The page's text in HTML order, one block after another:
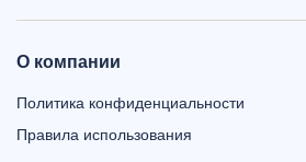
О компании
Политика конфиденциальности
Правила использования